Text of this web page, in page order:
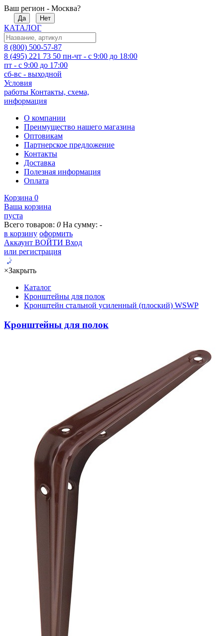
Ваш регион - Москва?
Да Нет
КАТАЛОГ
8 (800) 500-57-87
8 (495) 221 73 50 пн-чт - с 9:00 до 18:00
пт - с 9:00 до 17:00
сб-вс - выходной
Условия
работы Контакты, схема,
информация
О компании
Преимущество нашего магазина
Оптовикам
Партнерское предложение
Контакты
Доставка
Полезная информация
Оплата
Корзина 0
Ваша корзина
пуста
Всего товаров: 0 На сумму: -
в корзину оформить
Аккаунт ВОЙТИ Вход
или регистрация
×Закрыть
Каталог
Кронштейны для полок
Кронштейн стальной усиленный (плоский) WSWP
Кронштейны для полок